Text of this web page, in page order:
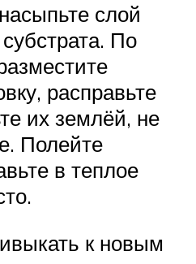
слой
По
расправьте
их землёй, не
Полейте
в теплое
к новым